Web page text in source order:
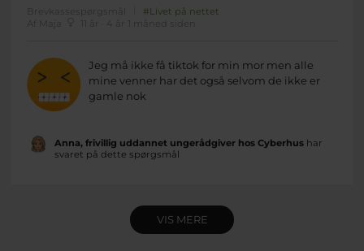
Brevkassespørgsmål
#Livet på nettet
Af Maja
11 år · 4 år 1 måned siden
Jeg må ikke få tiktok for min mor men alle
mine venner har det også selvom de ikke er
gamle nok
Anna, frivillig uddannet ungerådgiver hos Cyberhushar
svaret på dette spørgsmål
VIS MERE